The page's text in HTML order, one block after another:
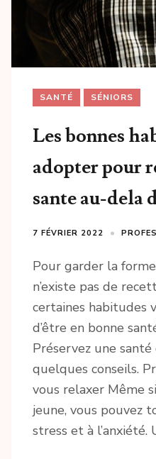
SANTÉ SÉNIORS
Les bonnes
adopter pour
sante au-dela
7 FÉVRIER 2022
Pour garder la
n’existe pas de
certaines habitudes
d’être en bonne
Préservez une santé
quelques conseils.
vous relaxer Même
jeune, vous pouvez
stress et à l’anxiété.